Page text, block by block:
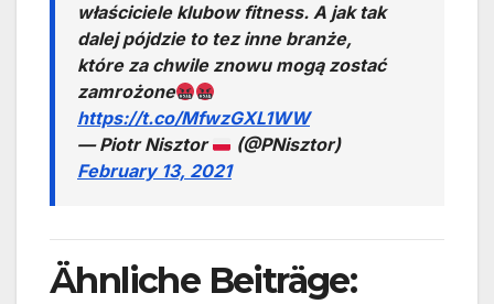
właściciele klubow fitness. A jak tak
dalej pójdzie to tez inne branże,
które za chwile znowu mogą zostać
zamrożone
https://t.co/MfwzGXL1WW
— Piotr Nisztor
(@PNisztor)
February 13, 2021
Ähnliche Beiträge: